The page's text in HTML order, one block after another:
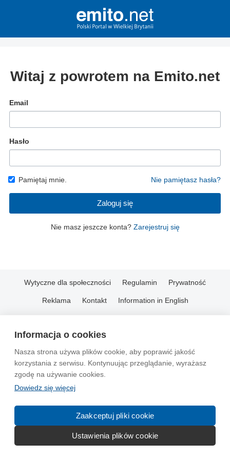
Informacja o cookies
Nasza strona używa plików cookie, aby poprawić jakość
korzystania z serwisu. Kontynuując przeglądanie, wyrażasz
zgodę na używanie cookies.
Dowiedz się więcej
Zaakceptuj pliki cookie
Ustawienia plików cookie
Witaj z powrotem na Emito.net
Email
Hasło
Pamiętaj mnie. Nie pamiętasz hasła?
Zaloguj się
Nie masz jeszcze konta? Zarejestruj się
Wytyczne dla społeczności Regulamin Prywatność
Reklama Kontakt Information in English